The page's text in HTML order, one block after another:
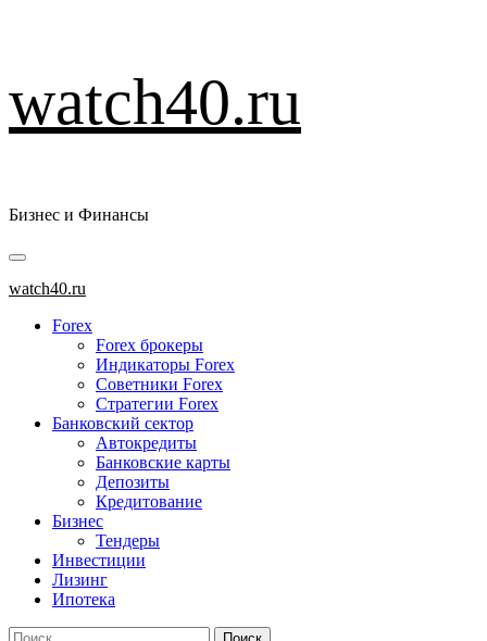
к
содержимому
watch40.ru
Бизнес и Финансы
Основное
меню
watch40.ru
Forex
Forex брокеры
Индикаторы Forex
Советники Forex
Стратегии Forex
Банковский сектор
Автокредиты
Банковские карты
Депозиты
Кредитование
Бизнес
Тендеры
Инвестиции
Лизинг
Ипотека
Найти: